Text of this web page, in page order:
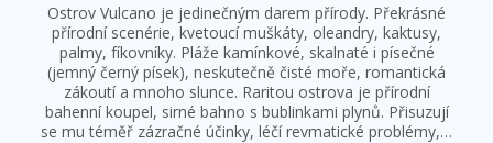
Ostrov Vulcano je jedinečným darem přírody. Překrásné
přírodní scenérie, kvetoucí muškáty, oleandry, kaktusy,
palmy, fíkovníky. Pláže kamínkové, skalnaté i písečné
(jemný černý písek), neskutečně čisté moře, romantická
zákoutí a mnoho slunce. Raritou ostrova je přírodní
bahenní koupel, sirné bahno s bublinkami plynů. Přisuzují
se mu téměř zázračné účinky, léčí revmatické problémy,…